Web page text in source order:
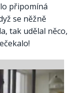
připomíná
se něžně
tak udělal něco,